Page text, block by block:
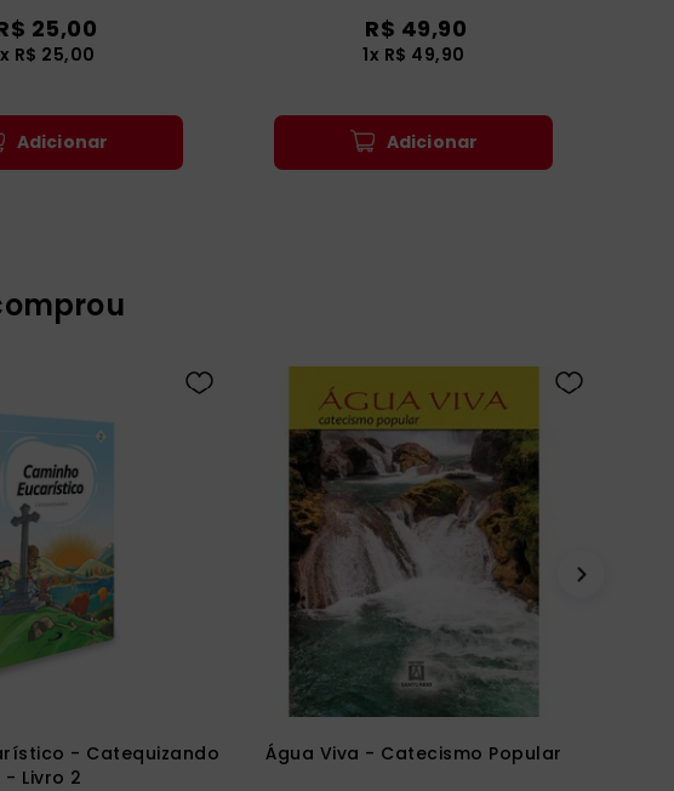
25,00
x R$ 25,00
Adicionar
R$ 49,90
1x R$ 49,90
Adicionar
- Catequizando
- Livro 2
Água Viva - Catecismo Popular